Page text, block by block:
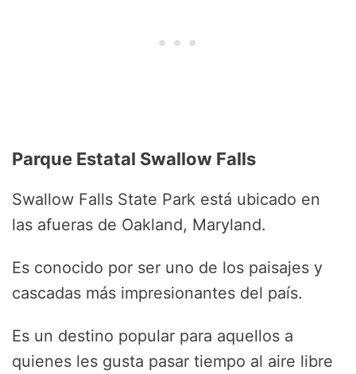
Parque Estatal Swallow Falls
Swallow Falls State Park está ubicado en
las afueras de Oakland, Maryland.
Es conocido por ser uno de los paisajes y
cascadas más impresionantes del país.
Es un destino popular para aquellos a
quienes les gusta pasar tiempo al aire libre